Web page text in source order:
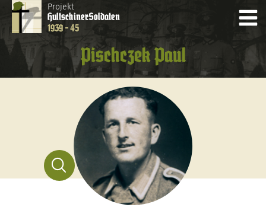
Projekt
HultschinerSoldaten
1939 - 45
Pischczek Paul